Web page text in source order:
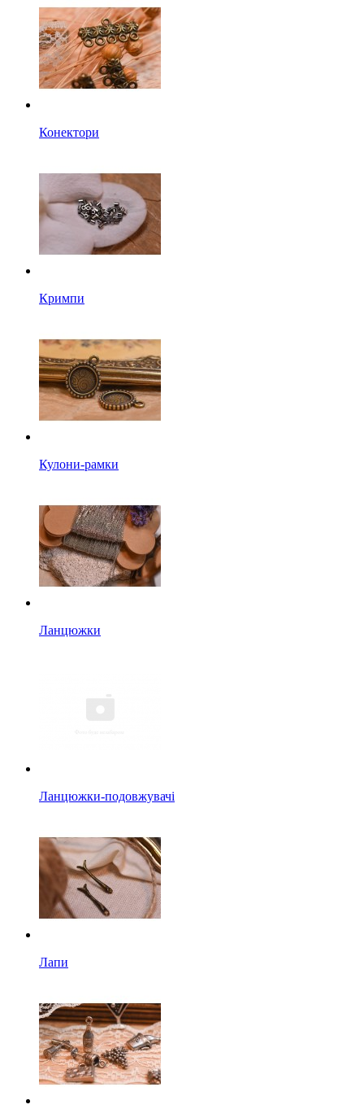
Конектори
Кримпи
Кулони-рамки
Ланцюжки
Ланцюжки-подовжувачі
Лапи